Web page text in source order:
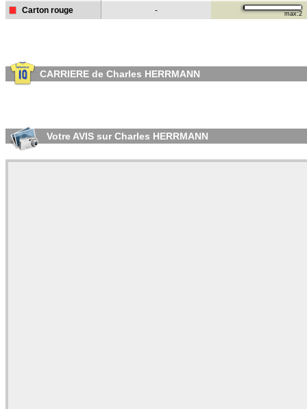
Carton rouge - max:2
CARRIERE de Charles HERRMANN
Votre AVIS sur Charles HERRMANN